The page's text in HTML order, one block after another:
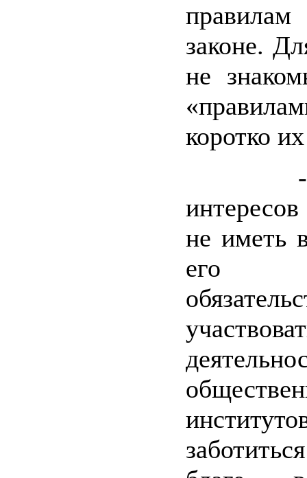
законе.
не
коротко
-
не иметь
его